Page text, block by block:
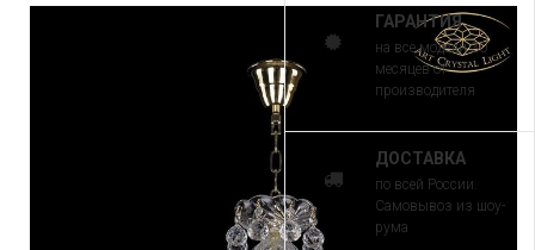
ГАРАНТИЯ
на все модели 30
месяцев от
производителя
ДОСТАВКА
по всей России.
Самовывоз из шоу-
рума